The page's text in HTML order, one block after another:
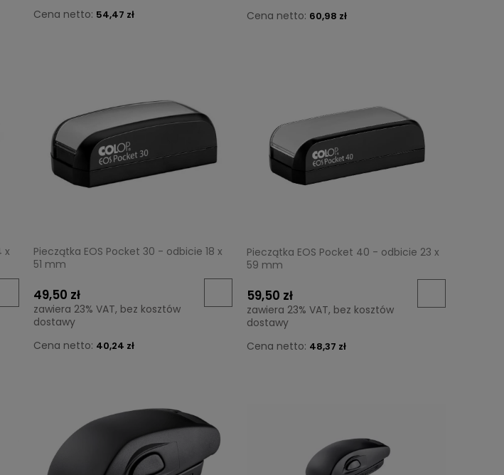
Cena netto: 54,47 zł
Cena netto: 60,98 zł
x
Pieczątka EOS Pocket 30 - odbicie 18 x
51 mm
49,50 zł
zawiera 23% VAT, bez kosztów
dostawy
Cena netto: 40,24 zł
Pieczątka EOS Pocket 40 - odbicie 23 x
59 mm
59,50 zł
zawiera 23% VAT, bez kosztów
dostawy
Cena netto: 48,37 zł